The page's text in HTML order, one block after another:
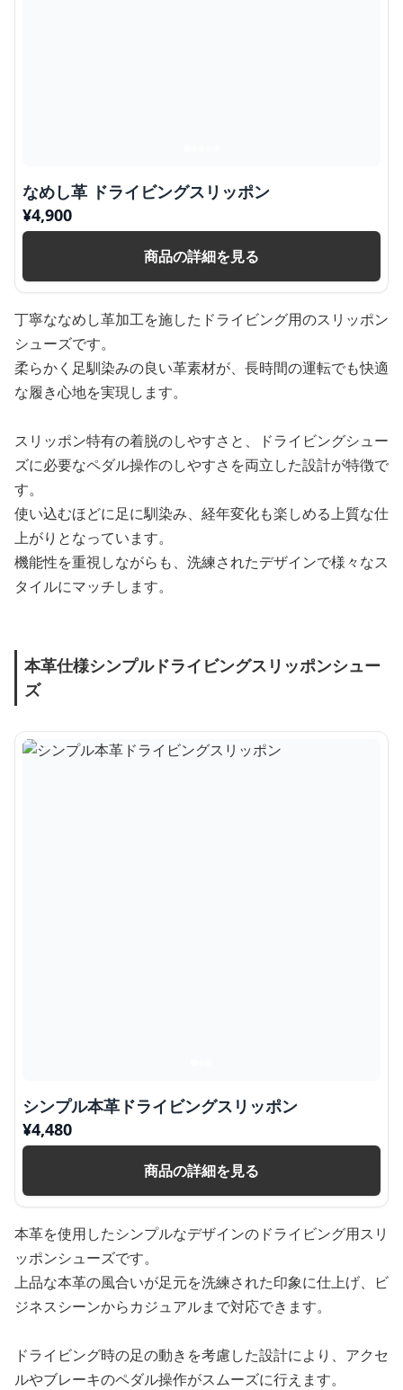
なめし革 ドライビングスリッポン
¥4,900
商品の詳細を見る
丁寧ななめし革加工を施したドライビング用のスリッポン
シューズです。
柔らかく足馴染みの良い革素材が、長時間の運転でも快適
な履き心地を実現します。
スリッポン特有の着脱のしやすさと、ドライビングシュー
ズに必要なペダル操作のしやすさを両立した設計が特徴で
す。
使い込むほどに足に馴染み、経年変化も楽しめる上質な仕
上がりとなっています。
機能性を重視しながらも、洗練されたデザインで様々なス
タイルにマッチします。
本革仕様シンプルドライビングスリッポンシュー
ズ
シンプル本革ドライビングスリッポン
¥4,480
商品の詳細を見る
本革を使用したシンプルなデザインのドライビング用スリ
ッポンシューズです。
上品な本革の風合いが足元を洗練された印象に仕上げ、ビ
ジネスシーンからカジュアルまで対応できます。
ドライビング時の足の動きを考慮した設計により、アクセ
ルやブレーキのペダル操作がスムーズに行えます。